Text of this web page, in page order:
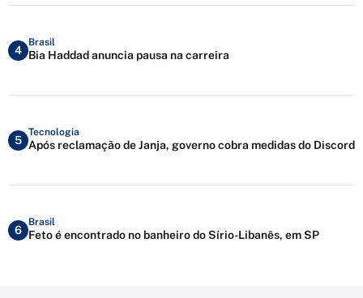
4
Brasil
Bia Haddad anuncia pausa na carreira
5
Tecnologia
Após reclamação de Janja, governo cobra medidas do Discord
6
Brasil
Feto é encontrado no banheiro do Sírio-Libanês, em SP